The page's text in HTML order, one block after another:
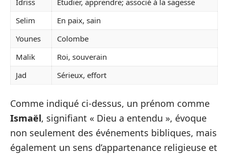
Idriss
Étudier, apprendre; associé à la sagesse
Selim
En paix, sain
Younes
Colombe
Malik
Roi, souverain
Jad
Sérieux, effort
Comme indiqué ci-dessus, un prénom comme
Ismaël, signifiant « Dieu a entendu », évoque
non seulement des événements bibliques, mais
également un sens d’appartenance religieuse et